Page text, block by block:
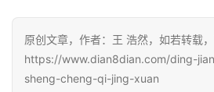
原创文章，作者：王 浩然，如若转载，
https://www.dian8dian.com/ding-
sheng-cheng-qi-jing-xuan